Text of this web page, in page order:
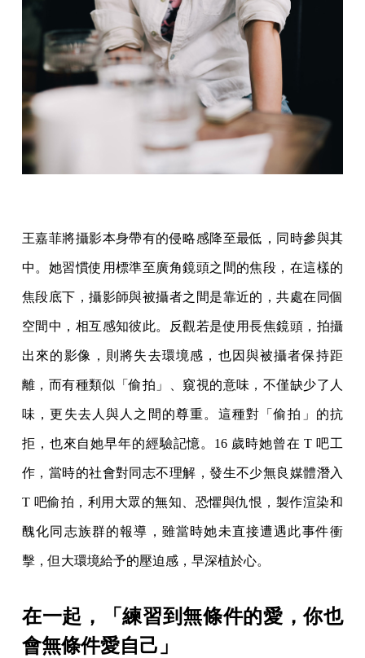
王嘉菲將攝影本身帶有的侵略感降至最低，同時參與其
中。她習慣使用標準至廣角鏡頭之間的焦段，在這樣的
焦段底下，攝影師與被攝者之間是靠近的，共處在同個
空間中，相互感知彼此。反觀若是使用長焦鏡頭，拍攝
出來的影像，則將失去環境感，也因與被攝者保持距
離，而有種類似「偷拍」、窺視的意味，不僅缺少了人
味，更失去人與人之間的尊重。這種對「偷拍」的抗
拒，也來自她早年的經驗記憶。16 歲時她曾在 T 吧工
作，當時的社會對同志不理解，發生不少無良媒體潛入
T 吧偷拍，利用大眾的無知、恐懼與仇恨，製作渲染和
醜化同志族群的報導，雖當時她未直接遭遇此事件衝
擊，但大環境給予的壓迫感，早深植於心。
在一起，「練習到無條件的愛，你也
會無條件愛自己」